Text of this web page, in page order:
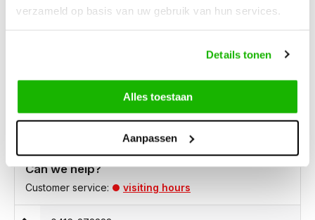
verzameld op basis van uw gebruik van hun services.
Details tonen
Alles toestaan
Aanpassen
features a sturdy Cuban heel, a pointed toe, and a side
zipper. It has a removable footbed.
Can we help?
Customer service: visiting hours